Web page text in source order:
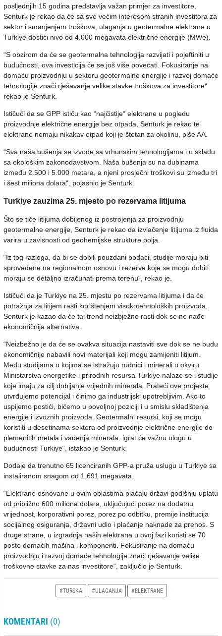
posljednjih 15 godina predstavlja važan primjer za investitore,
Senturk je rekao da će sa sve većim interesom stranih investitora za
sektor i smanjenjem troškova, ulaganja u geotermalne elektrane u
Turkiye dostići nivo od 4.000 megavata električne energije (MWe).
“S obzirom da će se geotermalna tehnologija razvijati i pojeftiniti u
budućnosti, ova investicija će se još više povećati. Fokusiranje na
domaću proizvodnju u sektoru geotermalne energije i razvoj domaće
tehnologije znači rješavanje velike stavke troškova za investitore“
rekao je Senturk.
Ističući da se GPP ističu kao “najčistije“ elektrane u pogledu
proizvodnje električne energije bez otpada, Senturk je rekao te
elektrane nemaju nikakav otpad koji je štetan za okolinu, piše AA.
“Sva naša bušenja se izvode sa vrhunskim tehnologijama i u skladu
sa ekološkim zakonodavstvom. Naša bušenja su na dubinama
između 2.500 i 5.000 metara, a njeni prosječni troškovi su između tri
i šest miliona dolara“, pojasnio je Senturk.
Turkiye zauzima 25. mjesto po rezervama litijuma
Što se tiče litijuma dobijenog iz postrojenja za proizvodnju
geotermalne energije, Senturk je rekao da izvlačenje litijuma iz fluida
varira u zavisnosti od geohemijske strukture polja.
“Iz tog razloga, da bi se dobili pouzdani podaci, studije moraju biti
sprovedene na regionalnom osnovu i rezerve koje se mogu dobiti
moraju se detaljno izračunati prema terenu“, rekao je.
Ističući da je Turkiye na 25. mjestu po rezervama litijuma i da će
potražnja za litijem rasti korištenjem visokotehnoloških proizvoda,
Senturk je kazao da će taj trend neizbježno rasti dok se ne nađe
ekonomičnija alternativa.
“Neizbežno je da će se ovakva situacija nastaviti sve dok se ne budu
ekonomičnije nabavili novi materijali koji mogu zamijeniti litijum.
Među studijama u kojima se istražuju rudnici i minerali u okviru
Ministarstva energetike i prirodnih resursa Turkiye nalaze se i studije
koje imaju za cilj dobijanje vrijednih minerala. Prateći ove projekte
utvrđujemo potencijal i činimo ga industrijski upotrebljivim. Ako to
uspijemo postići, bićemo u povoljnoj poziciji i u smislu skladištenja
energije i izvoznih proizvoda. Geotermalni resursi, koji se mogu
koristiti u desetinama sektora od proizvodnje električne energije do
plemenitih metala i vađenja minerala, igrat će važnu ulogu u
budućnosti Turkiye“, istakao je Senturk.
Dodaje da trenutno 65 licenciranih GPP-a pruža uslugu u Turkiye sa
instaliranom snagom od 1.691 megavata.
“Elektrane osnovane u ovim oblastima plaćaju državi godišnju uplatu
od približno 600 miliona dolara, uključujući porez na dodatnu
vrijednost, korporativni porez, porez po odbitku, premije institucija
socijalnog osiguranja, državni udio i plaćanje naknade za prenos. S
druge strane, u izgradnja naših elektrana u ovoj fazi koristi se 70
posto domaćih mašina i komponenti. Fokusiranje na domaću
proizvodnju i razvoj domaće tehnologije znači rješavanje velike
troškovne stavke za nas investitore“, zaključio je Senturk.
#TURSKA #ULAGANJA #ELEKTRANE
KOMENTARI (0)